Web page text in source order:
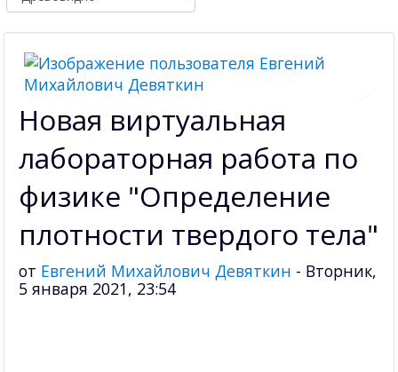
Новая виртуальная
лабораторная работа по
физике "Определение
плотности твердого тела"
от Евгений Михайлович Девяткин - Вторник,
5 января 2021, 23:54